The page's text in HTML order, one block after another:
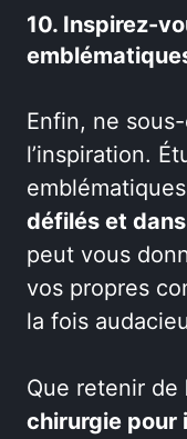
10. Inspirez-
Enfin, ne
l’inspiration.
défilés et
peut vous
vos propres
la fois
Que retenir de
chirurgie pour